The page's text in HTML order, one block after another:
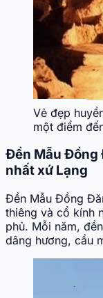
Vẻ đẹp
một điểm
Đền Mẫu Đồng
nhất xứ Lạng
Đền Mẫu Đồng
thiêng và cổ kính
phủ. Mỗi năm,
dâng hương, cầu